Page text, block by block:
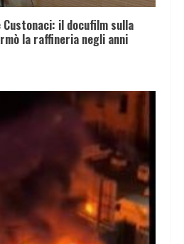
Custonaci: il docufilm sulla
la raffineria negli anni